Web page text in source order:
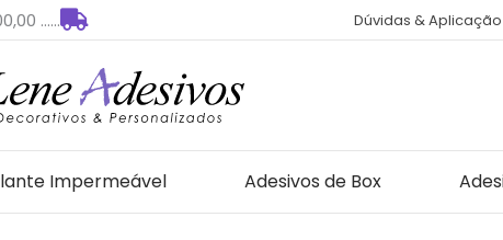
...... Dúvidas & Aplicação
Impermeável Adesivos de Box